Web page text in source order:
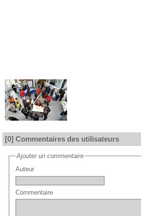
[0] Commentaires des utilisateurs
Ajouter un commentaire
Auteur
Commentaire